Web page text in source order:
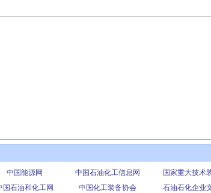
中国能源网 中国石油化工信息网 国家重大技术
国石油和化工网 中国化工装备协会 石油石化企业